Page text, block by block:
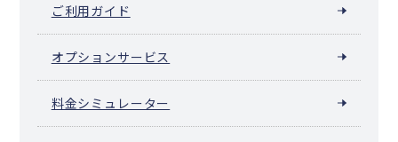
ご利用ガイド
オプションサービス
料金シミュレーター